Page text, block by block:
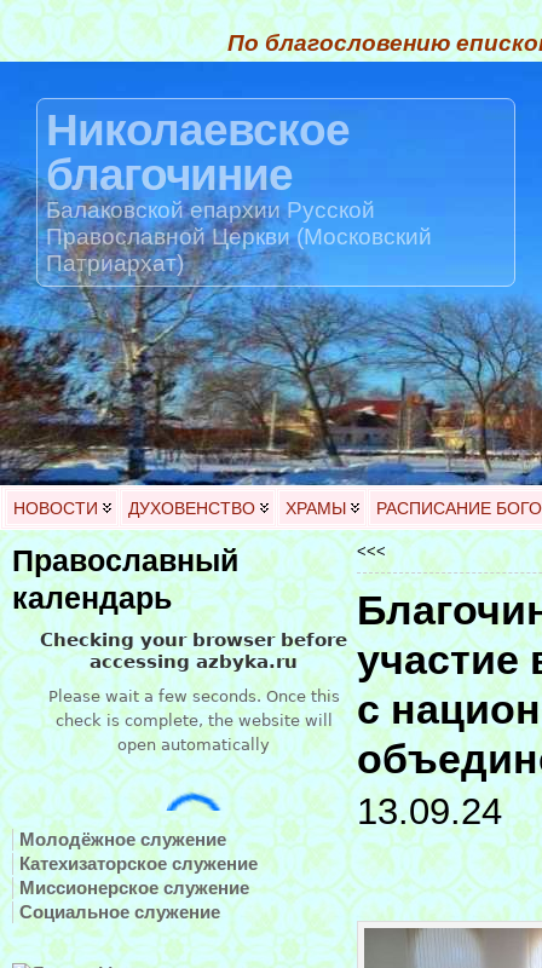
По благословению
Николаевское
благочиние
Балаковской епархии Русской
Православной Церкви (Московский
Патриархат)
НОВОСТИ ДУХОВЕНСТВО ХРАМЫ РАСПИСАНИЕ
Православный
календарь
Молодёжное служение
Катехизаторское служение
Миссионерское служение
Социальное служение
<<<
участие
с
13.09.24